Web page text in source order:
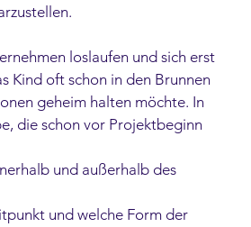
loslaufen und sich erst
Kind oft schon in den Brunnen
geheim halten möchte. In
die schon vor Projektbeginn
und außerhalb des
und welche Form der